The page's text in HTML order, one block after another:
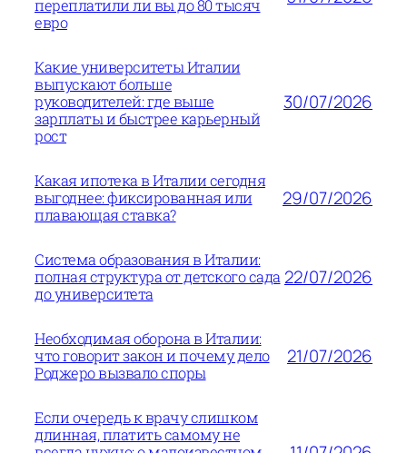
переплатили ли вы до 80 тысяч
евро
Какие университеты Италии
выпускают больше
руководителей: где выше
зарплаты и быстрее карьерный
рост
30/07/2026
Какая ипотека в Италии сегодня
выгоднее: фиксированная или
плавающая ставка?
29/07/2026
Система образования в Италии:
полная структура от детского сада
до университета
22/07/2026
Необходимая оборона в Италии:
что говорит закон и почему дело
Роджеро вызвало споры
21/07/2026
Если очередь к врачу слишком
длинная, платить самому не